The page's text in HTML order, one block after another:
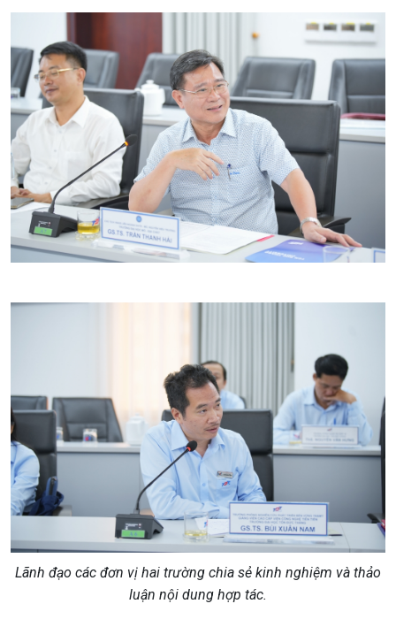
Lãnh đạo các đơn vị hai trường chia sẻ kinh nghiệm và thảo
luận nội dung hợp tác.